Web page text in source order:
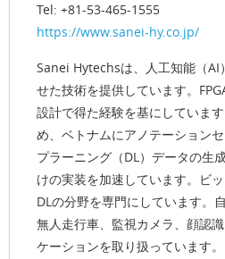
Tel: +81-53-465-1555
https://www.sanei-hy.co.jp/
Sanei Hytechsは、人工知能（AI
せた技術を提供しています。
設計で得た経験を基にしていま
め、ベトナムにアノテーション
プラーニング（DL）データの生
けの実装を加速しています。ビ
DLの分野を専門にしています。
無人走行車、監視カメラ、顔認
ケーションを取り扱っています。